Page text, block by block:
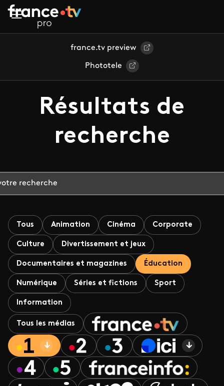
Aller au contenu principal
france.tv preview
Phototele
Résultats de
recherche
Tous Animation Cinéma Corporate
Culture Divertissement et jeux
Documentaires et magazines Éducation
Numérique Séries et fictions Sport
Information
Tous les médias